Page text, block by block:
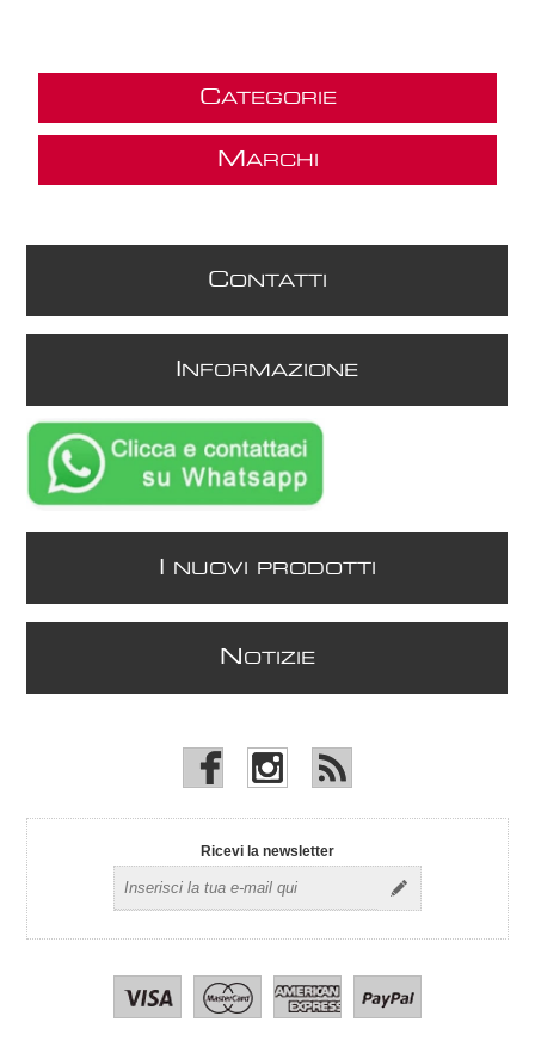
CATEGORIE
M ARCHI
CONTATTI
NFORMAZIONE
NUOVI PRODOTTI
N OTIZIE
Ricevi la newsletter